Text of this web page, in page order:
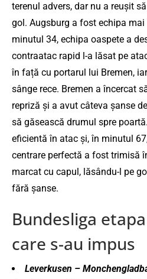
terenul advers, dar nu a reușit
gol. Augsburg a fost echipa
minutul 34, echipa oaspete a
contraatac rapid l-a lăsat pe
în față cu portarul lui Bremen,
sânge rece. Bremen a încercat
repriză și a avut câteva șanse
să găsească drumul spre
eficientă în atac și, în minutul
centrare perfectă a fost trimisă
marcat cu capul, lăsându-l pe
fără șanse.
Bundesliga
care s-au impus
Leverkusen –